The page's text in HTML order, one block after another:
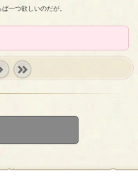
一つ欲しいのだが。